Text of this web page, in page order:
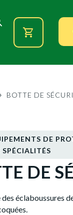
BOTTE DE
DE
SPÉCIALITÉS
DE
éclaboussures